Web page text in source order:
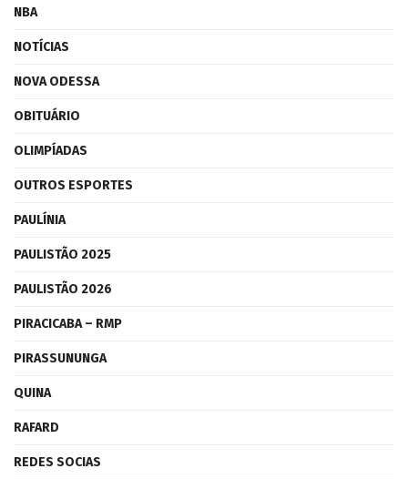
NBA
NOTÍCIAS
NOVA ODESSA
OBITUÁRIO
OLIMPÍADAS
OUTROS ESPORTES
PAULÍNIA
PAULISTÃO 2025
PAULISTÃO 2026
PIRACICABA – RMP
PIRASSUNUNGA
QUINA
RAFARD
REDES SOCIAS